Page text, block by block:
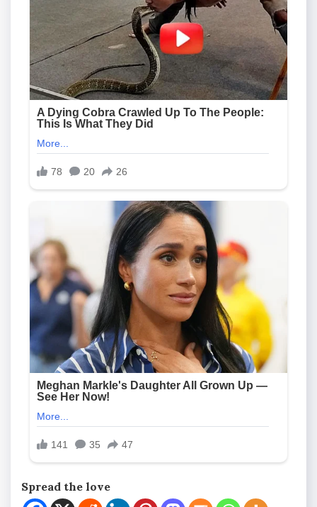
Spread the love